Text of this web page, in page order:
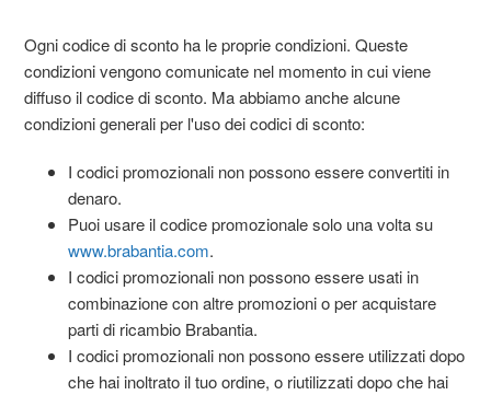
Ogni codice di sconto ha le proprie condizioni. Queste
condizioni vengono comunicate nel momento in cui viene
diffuso il codice di sconto. Ma abbiamo anche alcune
condizioni generali per l'uso dei codici di sconto:
I codici promozionali non possono essere convertiti in
denaro.
Puoi usare il codice promozionale solo una volta su
www.brabantia.com.
I codici promozionali non possono essere usati in
combinazione con altre promozioni o per acquistare
parti di ricambio Brabantia.
I codici promozionali non possono essere utilizzati dopo
che hai inoltrato il tuo ordine, o riutilizzati dopo che hai